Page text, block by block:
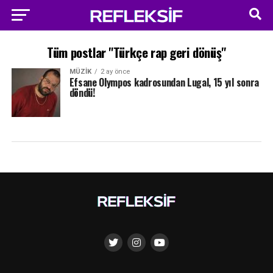
Tüm postlar "Türkçe rap geri dönüş"
MÜZIK 2 ay önce
Efsane Olympos kadrosundan Lugal, 15 yıl sonra
döndü!